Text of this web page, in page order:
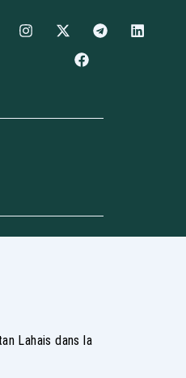
Lahais dans la